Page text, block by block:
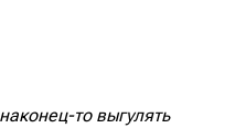
то выгулять